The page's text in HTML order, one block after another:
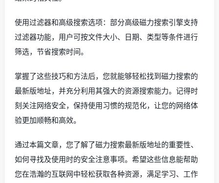
使用过滤器和高级搜索选项：部分高级磁力搜索引擎支持
过滤器功能，用户可按文件大小、日期、类型等条件进行
筛选，节省搜索时间。
掌握了这些技巧和方法后，您就能够轻松找到磁力搜索的
最新版地址，并充分利用其强大的资源搜索能力。记得时
刻关注网络安全，保持使用习惯的规范化，让您的网络体
验更加顺畅和高效。
通过本篇文章，您了解了磁力搜索最新版地址的重要性、
如何寻找及使用时的安全注意事项。希望这些信息能帮助
您在浩瀚的互联网中轻松获取各种资源，满足学习、工作